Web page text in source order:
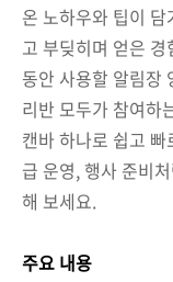
온 노하우와 팁이
고 부딪히며 얻은
동안 사용할 알림장
리반 모두가 참여하
캔바 하나로 쉽고
급 운영, 행사 준비
해 보세요.
주요 내용